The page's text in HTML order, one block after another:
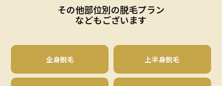
その他部位別の脱毛プラン
などもございます
全身脱毛 上半身脱毛